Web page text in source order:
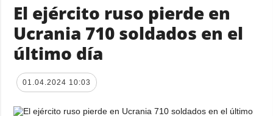
TODAS LAS
CATEGORÍAS
Guerra
Reconstrucción
AGENCIA
El ejército ruso pierde en
Ucrania 710 soldados en el
último día
01.04.2024 10:03